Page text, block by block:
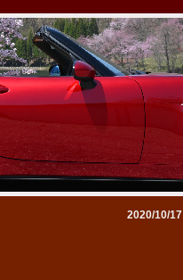
2020/10/17